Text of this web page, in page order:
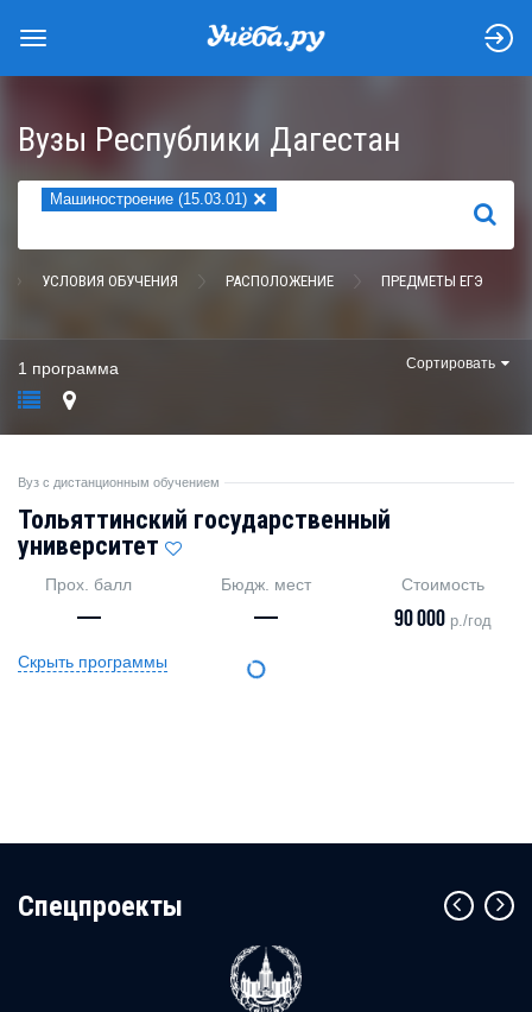
Вузы Республики Дагестан
Машиностроение (15.03.01) ×
НАЙТИ
УСЛОВИЯ ОБУЧЕНИЯ РАСПОЛОЖЕНИЕ ПРЕДМЕТЫ ЕГЭ
1 программа Сортировать
Вуз с дистанционным обучением
Тольяттинский государственный
университет
Прох. балл
—
Бюдж. мест
—
Стоимость
90 000 р./год
Скрыть программы
Cпецпроекты